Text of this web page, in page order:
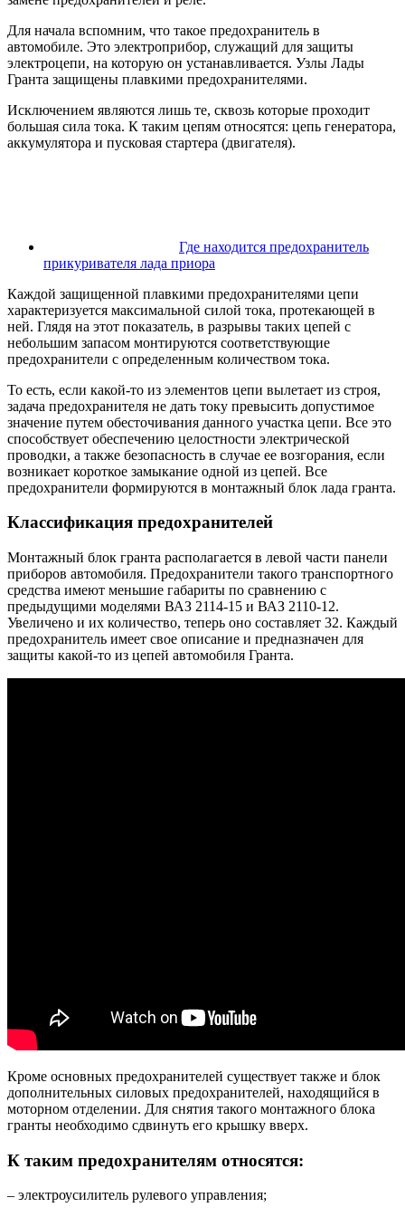
Для начала вспомним, что такое предохранитель в
автомобиле. Это электроприбор, служащий для защиты
электроцепи, на которую он устанавливается. Узлы Лады
Гранта защищены плавкими предохранителями.
Исключением являются лишь те, сквозь которые проходит
большая сила тока. К таким цепям относятся: цепь генератора,
аккумулятора и пусковая стартера (двигателя).
Где находится предохранитель
прикуривателя лада приора
Каждой защищенной плавкими предохранителями цепи
характеризуется максимальной силой тока, протекающей в
ней. Глядя на этот показатель, в разрывы таких цепей с
небольшим запасом монтируются соответствующие
предохранители с определенным количеством тока.
То есть, если какой-то из элементов цепи вылетает из строя,
задача предохранителя не дать току превысить допустимое
значение путем обесточивания данного участка цепи. Все это
способствует обеспечению целостности электрической
проводки, а также безопасность в случае ее возгорания, если
возникает короткое замыкание одной из цепей. Все
предохранители формируются в монтажный блок лада гранта.
Классификация предохранителей
Монтажный блок гранта располагается в левой части панели
приборов автомобиля. Предохранители такого транспортного
средства имеют меньшие габариты по сравнению с
предыдущими моделями ВАЗ 2114-15 и ВАЗ 2110-12.
Увеличено и их количество, теперь оно составляет 32. Каждый
предохранитель имеет свое описание и предназначен для
защиты какой-то из цепей автомобиля Гранта.
Кроме основных предохранителей существует также и блок
дополнительных силовых предохранителей, находящийся в
моторном отделении. Для снятия такого монтажного блока
гранты необходимо сдвинуть его крышку вверх.
К таким предохранителям относятся:
– электроусилитель рулевого управления;